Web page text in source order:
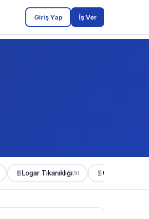
Giriş Yap İş Ver
📄Logar Tıkanıklığı(9) 📄Gider Açma